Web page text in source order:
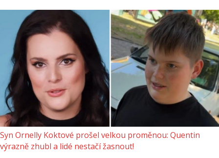
Syn Ornelly Koktové prošel velkou proměnou: Quentin
výrazně zhubl a lidé nestačí žasnout!